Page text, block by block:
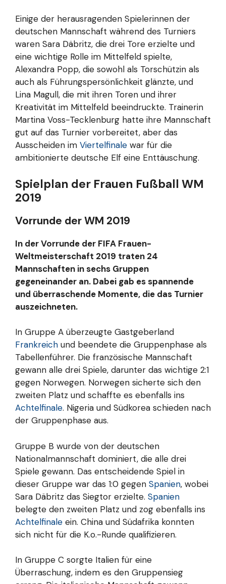
Einige der herausragenden Spielerinnen der
deutschen Mannschaft während des Turniers
waren Sara Däbritz, die drei Tore erzielte und
eine wichtige Rolle im Mittelfeld spielte,
Alexandra Popp, die sowohl als Torschützin als
auch als Führungspersönlichkeit glänzte, und
Lina Magull, die mit ihren Toren und ihrer
Kreativität im Mittelfeld beeindruckte. Trainerin
Martina Voss-Tecklenburg hatte ihre Mannschaft
gut auf das Turnier vorbereitet, aber das
Ausscheiden im Viertelfinale war für die
ambitionierte deutsche Elf eine Enttäuschung.
Spielplan der Frauen Fußball WM
2019
Vorrunde der WM 2019
In der Vorrunde der FIFA Frauen-
Weltmeisterschaft 2019 traten 24
Mannschaften in sechs Gruppen
gegeneinander an. Dabei gab es spannende
und überraschende Momente, die das Turnier
auszeichneten.
In Gruppe A überzeugte Gastgeberland
Frankreich und beendete die Gruppenphase als
Tabellenführer. Die französische Mannschaft
gewann alle drei Spiele, darunter das wichtige 2:1
gegen Norwegen. Norwegen sicherte sich den
zweiten Platz und schaffte es ebenfalls ins
Achtelfinale. Nigeria und Südkorea schieden nach
der Gruppenphase aus.
Gruppe B wurde von der deutschen
Nationalmannschaft dominiert, die alle drei
Spiele gewann. Das entscheidende Spiel in
dieser Gruppe war das 1:0 gegen Spanien, wobei
Sara Däbritz das Siegtor erzielte. Spanien
belegte den zweiten Platz und zog ebenfalls ins
Achtelfinale ein. China und Südafrika konnten
sich nicht für die K.o.-Runde qualifizieren.
In Gruppe C sorgte Italien für eine
Überraschung, indem es den Gruppensieg